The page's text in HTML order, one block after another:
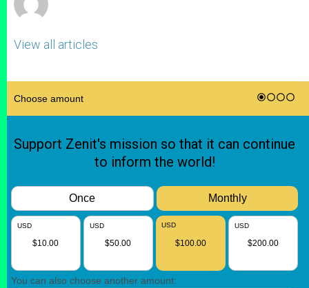
View all articles